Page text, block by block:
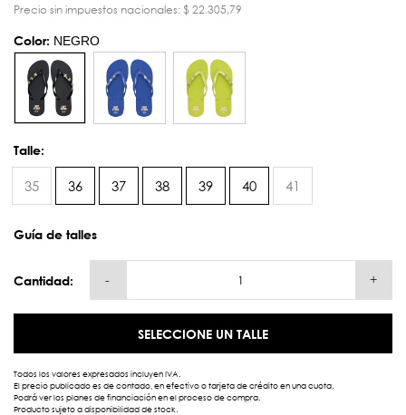
Precio sin impuestos nacionales: $ 22.305,79
Color: NEGRO
Talle:
35 36 37 38 39 40 41
Guía de talles
Cantidad: - +
SELECCIONE UN TALLE
Todos los valores expresados incluyen IVA.
El precio publicado es de contado, en efectivo o tarjeta de crédito en una cuota.
Podrá ver los planes de financiación en el proceso de compra.
Producto sujeto a disponibilidad de stock.